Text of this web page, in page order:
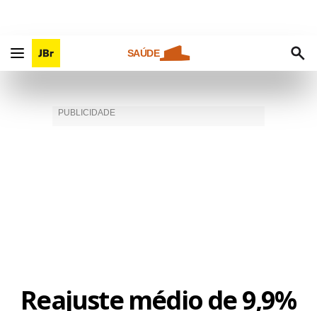
SAÚDE
Reajuste médio de 9,9%